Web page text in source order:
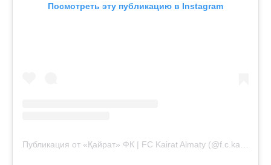
Посмотреть эту публикацию в Instagram